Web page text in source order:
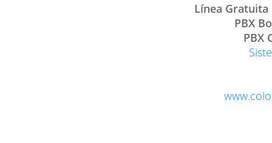
Línea Gratuita
PBX
PBX